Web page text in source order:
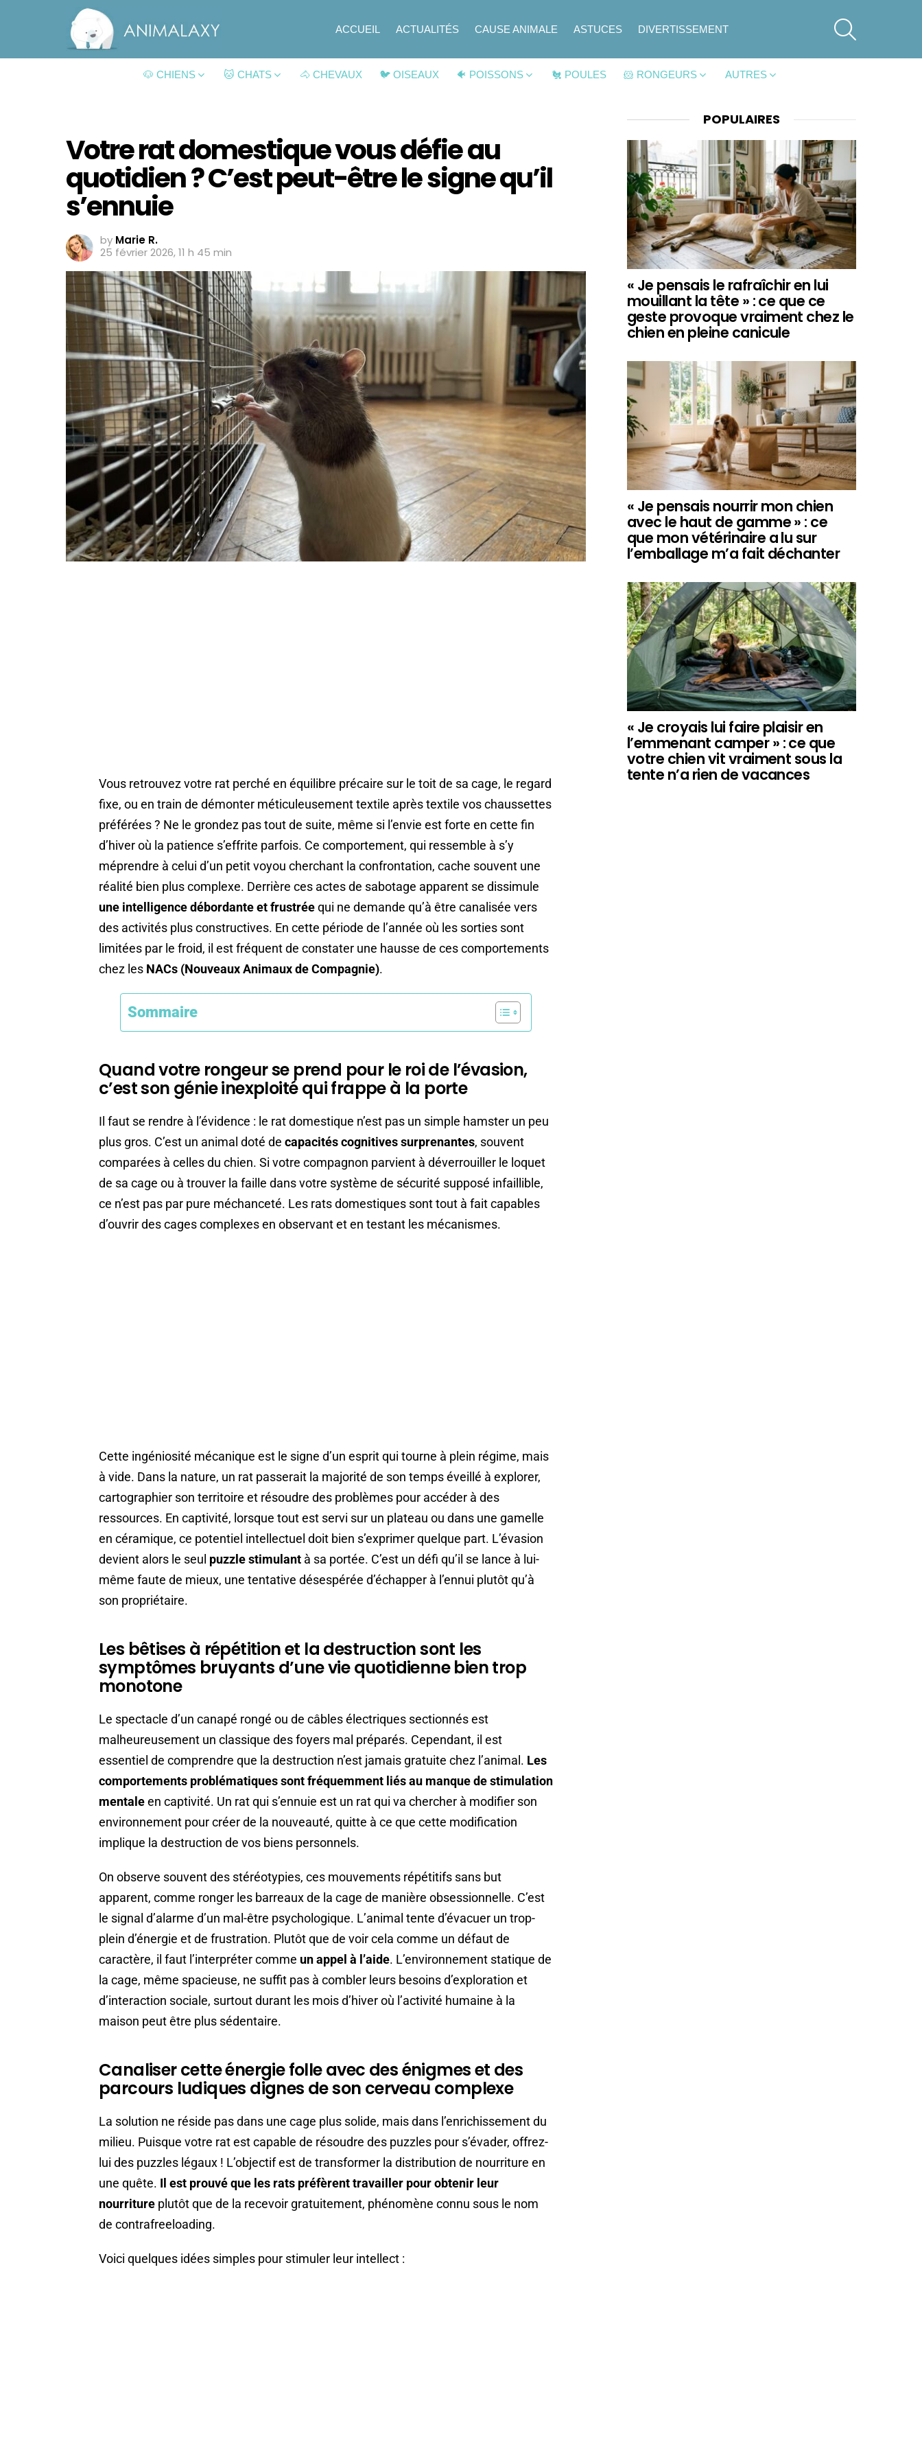
ACCUEIL ACTUALITÉS CAUSE ANIMALE ASTUCES DIVERTISSEMENT
🐶 CHIENS 🐱 CHATS 🐴 CHEVAUX 🐦 OISEAUX 🐠 POISSONS 🐔 POULES 🐹 RONGEURS AUTRES
Votre rat domestique vous défie au
quotidien ? C’est peut-être le signe qu’il
s’ennuie
by Marie R.
25 février 2026, 11 h 45 min
Vous retrouvez votre rat perché en équilibre précaire sur le toit de sa cage, le regard
fixe, ou en train de démonter méticuleusement textile après textile vos chaussettes
préférées ? Ne le grondez pas tout de suite, même si l’envie est forte en cette fin
d’hiver où la patience s’effrite parfois. Ce comportement, qui ressemble à s’y
méprendre à celui d’un petit voyou cherchant la confrontation, cache souvent une
réalité bien plus complexe. Derrière ces actes de sabotage apparent se dissimule
une intelligence débordante et frustréequi ne demande qu’à être canalisée vers
des activités plus constructives. En cette période de l’année où les sorties sont
limitées par le froid, il est fréquent de constater une hausse de ces comportements
chez les NACs (Nouveaux Animaux de Compagnie).
Sommaire
Quand votre rongeur se prend pour le roi de l’évasion,
c’est son génie inexploité qui frappe à la porte
Il faut se rendre à l’évidence : le rat domestique n’est pas un simple hamster un peu
plus gros. C’est un animal doté de capacités cognitives surprenantes, souvent
comparées à celles du chien. Si votre compagnon parvient à déverrouiller le loquet
de sa cage ou à trouver la faille dans votre système de sécurité supposé infaillible,
ce n’est pas par pure méchanceté. Les rats domestiques sont tout à fait capables
d’ouvrir des cages complexes en observant et en testant les mécanismes.
Cette ingéniosité mécanique est le signe d’un esprit qui tourne à plein régime, mais
à vide. Dans la nature, un rat passerait la majorité de son temps éveillé à explorer,
cartographier son territoire et résoudre des problèmes pour accéder à des
ressources. En captivité, lorsque tout est servi sur un plateau ou dans une gamelle
en céramique, ce potentiel intellectuel doit bien s’exprimer quelque part. L’évasion
devient alors le seul puzzle stimulant à sa portée. C’est un défi qu’il se lance à lui-
même faute de mieux, une tentative désespérée d’échapper à l’ennui plutôt qu’à
son propriétaire.
Les bêtises à répétition et la destruction sont les
symptômes bruyants d’une vie quotidienne bien trop
monotone
Le spectacle d’un canapé rongé ou de câbles électriques sectionnés est
malheureusement un classique des foyers mal préparés. Cependant, il est
essentiel de comprendre que la destruction n’est jamais gratuite chez l’animal. Les
comportements problématiques sont fréquemment liés au manque de stimulation
mentaleen captivité. Un rat qui s’ennuie est un rat qui va chercher à modifier son
environnement pour créer de la nouveauté, quitte à ce que cette modification
implique la destruction de vos biens personnels.
On observe souvent des stéréotypies, ces mouvements répétitifs sans but
apparent, comme ronger les barreaux de la cage de manière obsessionnelle. C’est
le signal d’alarme d’un mal-être psychologique. L’animal tente d’évacuer un trop-
plein d’énergie et de frustration. Plutôt que de voir cela comme un défaut de
caractère, il faut l’interpréter comme un appel à l’aide. L’environnement statique de
la cage, même spacieuse, ne suffit pas à combler leurs besoins d’exploration et
d’interaction sociale, surtout durant les mois d’hiver où l’activité humaine à la
maison peut être plus sédentaire.
Canaliser cette énergie folle avec des énigmes et des
parcours ludiques dignes de son cerveau complexe
La solution ne réside pas dans une cage plus solide, mais dans l’enrichissement du
milieu. Puisque votre rat est capable de résoudre des puzzles pour s’évader, offrez-
lui des puzzles légaux ! L’objectif est de transformer la distribution de nourriture en
une quête. Il est prouvé que les rats préfèrent travailler pour obtenir leur
nourriture plutôt que de la recevoir gratuitement, phénomène connu sous le nom
de contrafreeloading.
Voici quelques idées simples pour stimuler leur intellect :
POPULAIRES
« Je pensais le rafraîchir en lui
mouillant la tête » : ce que ce
geste provoque vraiment chez le
chien en pleine canicule
« Je pensais nourrir mon chien
avec le haut de gamme » : ce
que mon vétérinaire a lu sur
l’emballage m’a fait déchanter
« Je croyais lui faire plaisir en
l’emmenant camper » : ce que
votre chien vit vraiment sous la
tente n’a rien de vacances